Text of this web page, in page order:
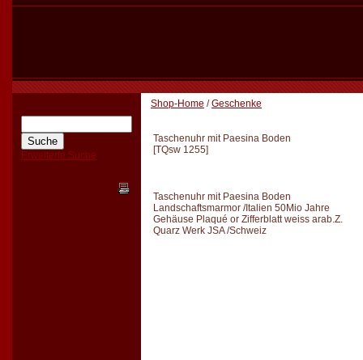
Erweiterte Suche
Shop-Home /Geschenke
Taschenuhr mit Paesina Boden
[TQsw 1255]
Taschenuhr mit Paesina Boden
Landschaftsmarmor /Italien 50Mio Jahre
Gehäuse Plaqué or Zifferblatt weiss arab.Z.
Quarz Werk JSA /Schweiz